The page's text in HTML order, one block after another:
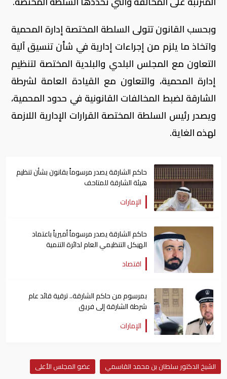
وبحسب القانون تتولى السلطة المختصة إدارة المحمية
واتخاذ ما يلزم من إجراءات إدارية في شأن تنسيق آلية
التعاون مع المجلس البلدي والبلدية المختصة لتنظيم
إدارة المحمية، والتعاون مع القيادة العامة لشرطة
الشارقة لضبط المخالفات القانونية في حدود المحمية،
ويصدر رئيس السلطة المختصة القرارات الإدارية اللازمة
لهذه الغاية.
حاكم الشارقة يصدر مرسوماً بقانون بشأن تنظيم
هيئة الشارقة للمتاحف
الإمارات
حاكم الشارقة يصدر مرسوماً أميرياً باعتماد
الهيكل التنظيمي العام لدائرة التنمية
الاقتصادية
اقتصاد
بمرسوم من حاكم الشارقة.. ترقية قائد عام
شرطة الشارقة إلى فريق
الإمارات
الشيخ الدكتور سلطان بن محمد القاسمي عضو المجلس الأعلى